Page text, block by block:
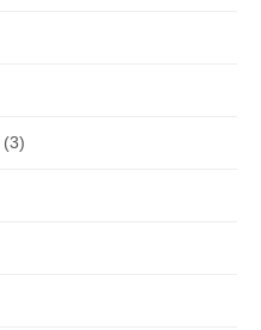
(3)